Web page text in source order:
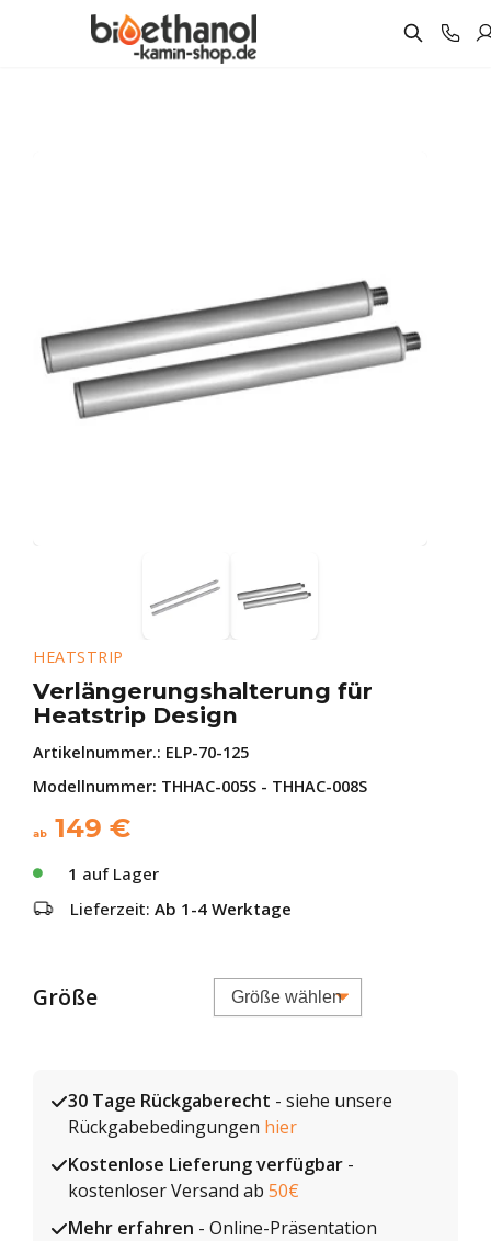
HEATSTRIP
Verlängerungshalterung für
Heatstrip Design
Artikelnummer.: ELP-70-125
Modellnummer: THHAC-005S - THHAC-008S
ab 149 €
1 auf Lager
Lieferzeit: Ab 1-4 Werktage
Größe
30 Tage Rückgaberecht - siehe unsere
Rückgabebedingungen hier
Kostenlose Lieferung verfügbar -
kostenloser Versand ab 50€
Mehr erfahren - Online-Präsentation